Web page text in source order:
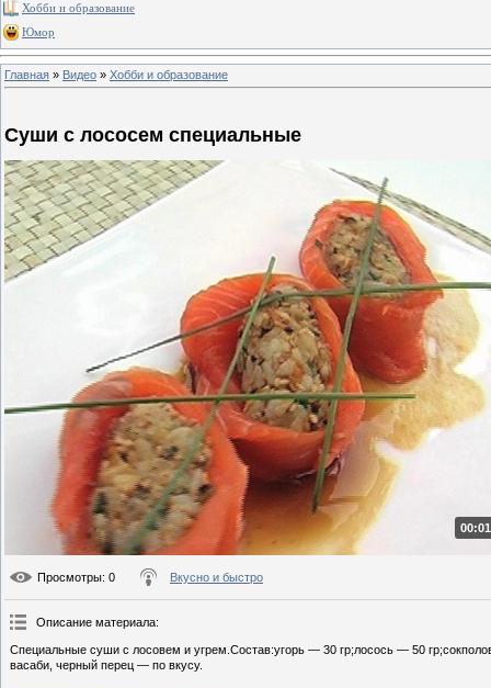
Хобби и образование
Юмор
Главная » Видео » Хобби и образование
Суши с лососем специальные
Просмотры: 0 Вкусно и быстро
Описание материала:
Специальные суши с лосовем и угрем.Состав:угорь — 30 гр;лосось — 50
васаби, черный перец — по вкусу.